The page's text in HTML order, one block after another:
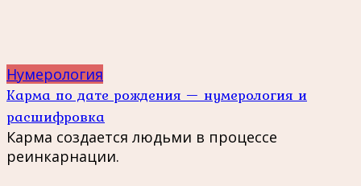
Нумерология
Карма по дате рождения — нумерология и
расшифровка
Карма создается людьми в процессе
реинкарнации.